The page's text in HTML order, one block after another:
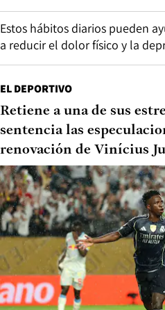
Estos hábitos diarios pueden
a reducir el dolor físico y la
EL DEPORTIVO
Retiene a una de sus
sentencia las
renovación de Vinícius